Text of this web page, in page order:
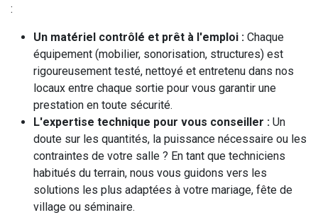
:
Un matériel contrôlé et prêt à l'emploi : Chaque
équipement (mobilier, sonorisation, structures) est
rigoureusement testé, nettoyé et entretenu dans nos
locaux entre chaque sortie pour vous garantir une
prestation en toute sécurité.
L'expertise technique pour vous conseiller : Un
doute sur les quantités, la puissance nécessaire ou les
contraintes de votre salle ? En tant que techniciens
habitués du terrain, nous vous guidons vers les
solutions les plus adaptées à votre mariage, fête de
village ou séminaire.